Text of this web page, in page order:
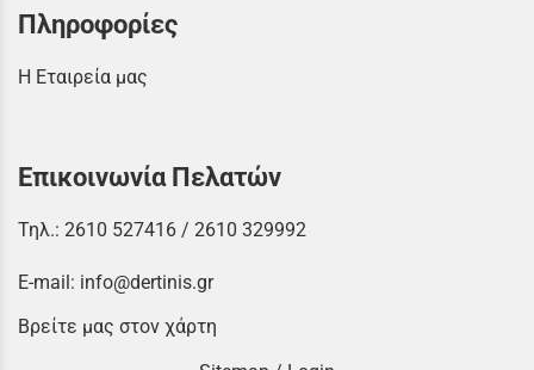
Πληροφορίες
Η Εταιρεία μας
Επικοινωνία Πελατών
Τηλ.: 2610 527416 / 2610 329992
E-mail: info@dertinis.gr
Βρείτε μας στον χάρτη